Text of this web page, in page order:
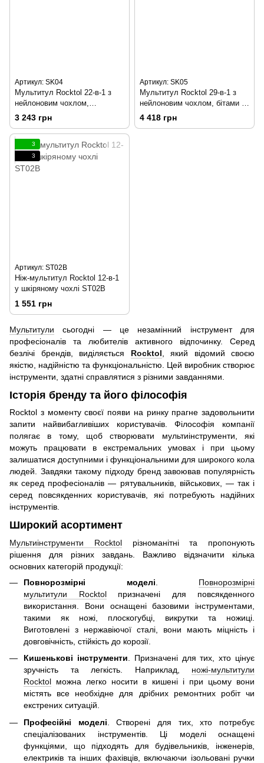
Артикул: SK04
Мультитул Rocktol 22-в-1 з
нейлоновим чохлом,
кресалом, свистком та бітами
3 243 грн
Артикул: SK05
Мультитул Rocktol 29-в-1 з
нейлоновим чохлом, бітами та
запасними аксесуарами SK05
4 418 грн
3
3
Артикул: ST02B
Ніж-мультитул Rocktol 12-в-1
у шкіряному чохлі ST02B
1 551 грн
Мультитули сьогодні — це незамінний інструмент для
професіоналів та любителів активного відпочинку. Серед
безлічі брендів, виділяється Rocktol , який відомий своєю
якістю, надійністю та функціональністю. Цей виробник створює
інструменти, здатні справлятися з різними завданнями.
Історія бренду та його філософія
Rocktol з моменту своєї появи на ринку прагне задовольнити
запити найвибагливіших користувачів. Філософія компанії
полягає в тому, щоб створювати мультиінструменти, які
можуть працювати в екстремальних умовах і при цьому
залишатися доступними і функціональними для широкого кола
людей. Завдяки такому підходу бренд завоював популярність
як серед професіоналів — рятувальників, військових, — так і
серед повсякденних користувачів, які потребують надійних
інструментів.
Широкий асортимент
Мультиінструменти Rocktolрізноманітні та пропонують
рішення для різних завдань. Важливо відзначити кілька
основних категорій продукції:
Повнорозмірні моделі
Повнорозмірні
мультитули Rocktolпризначені для повсякденного
використання. Вони оснащені базовими інструментами,
такими як ножі, плоскогубці, викрутки та ножиці.
Виготовлені з нержавіючої сталі, вони мають міцність і
довговічність, стійкість до корозії.
Кишенькові інструменти . Призначені для тих, хто цінує
зручність та легкість. Наприклад, ножі-мультитули
Rocktol можна легко носити в кишені і при цьому вони
містять все необхідне для дрібних ремонтних робіт чи
екстрених ситуацій.
Професійні моделі . Створені для тих, хто потребує
спеціалізованих інструментів. Ці моделі оснащені
функціями, що підходять для будівельників, інженерів,
електриків та інших фахівців, включаючи ізольовані ручки